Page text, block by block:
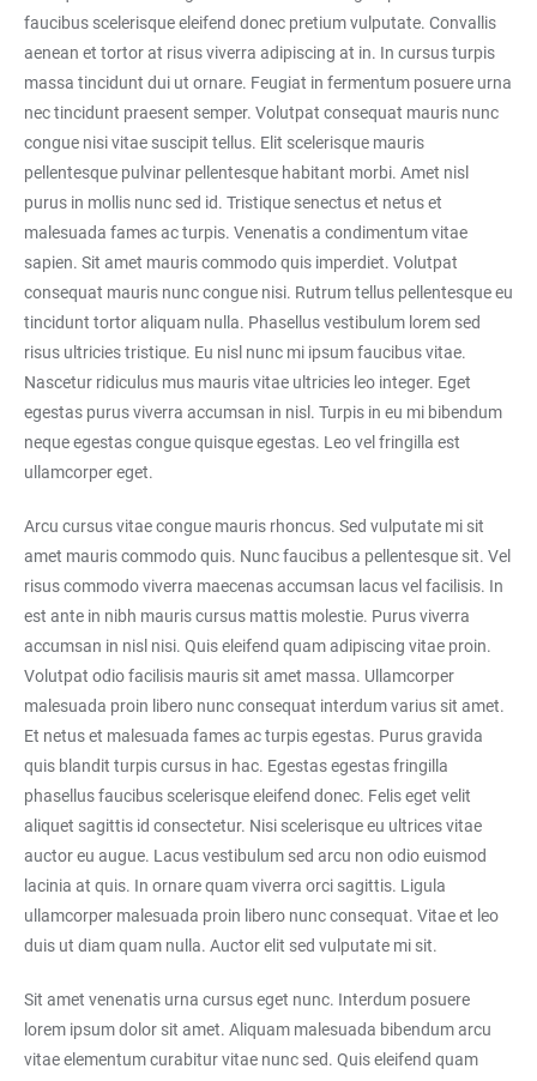
faucibus scelerisque eleifend donec pretium vulputate. Convallis
aenean et tortor at risus viverra adipiscing at in. In cursus turpis
massa tincidunt dui ut ornare. Feugiat in fermentum posuere urna
nec tincidunt praesent semper. Volutpat consequat mauris nunc
congue nisi vitae suscipit tellus. Elit scelerisque mauris
pellentesque pulvinar pellentesque habitant morbi. Amet nisl
purus in mollis nunc sed id. Tristique senectus et netus et
malesuada fames ac turpis. Venenatis a condimentum vitae
sapien. Sit amet mauris commodo quis imperdiet. Volutpat
consequat mauris nunc congue nisi. Rutrum tellus pellentesque eu
tincidunt tortor aliquam nulla. Phasellus vestibulum lorem sed
risus ultricies tristique. Eu nisl nunc mi ipsum faucibus vitae.
Nascetur ridiculus mus mauris vitae ultricies leo integer. Eget
egestas purus viverra accumsan in nisl. Turpis in eu mi bibendum
neque egestas congue quisque egestas. Leo vel fringilla est
ullamcorper eget.
Arcu cursus vitae congue mauris rhoncus. Sed vulputate mi sit
amet mauris commodo quis. Nunc faucibus a pellentesque sit. Vel
risus commodo viverra maecenas accumsan lacus vel facilisis. In
est ante in nibh mauris cursus mattis molestie. Purus viverra
accumsan in nisl nisi. Quis eleifend quam adipiscing vitae proin.
Volutpat odio facilisis mauris sit amet massa. Ullamcorper
malesuada proin libero nunc consequat interdum varius sit amet.
Et netus et malesuada fames ac turpis egestas. Purus gravida
quis blandit turpis cursus in hac. Egestas egestas fringilla
phasellus faucibus scelerisque eleifend donec. Felis eget velit
aliquet sagittis id consectetur. Nisi scelerisque eu ultrices vitae
auctor eu augue. Lacus vestibulum sed arcu non odio euismod
lacinia at quis. In ornare quam viverra orci sagittis. Ligula
ullamcorper malesuada proin libero nunc consequat. Vitae et leo
duis ut diam quam nulla. Auctor elit sed vulputate mi sit.
Sit amet venenatis urna cursus eget nunc. Interdum posuere
lorem ipsum dolor sit amet. Aliquam malesuada bibendum arcu
vitae elementum curabitur vitae nunc sed. Quis eleifend quam